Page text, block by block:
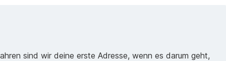
sind wir deine erste Adresse, wenn es darum geht,